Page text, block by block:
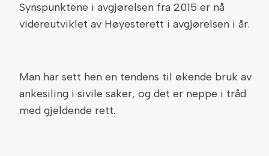
Synspunktene i avgjørelsen fra 2015 er nå
videreutviklet av Høyesterett i avgjørelsen i år.
Man har sett hen en tendens til økende bruk av
ankesiling i sivile saker, og det er neppe i tråd
med gjeldende rett.